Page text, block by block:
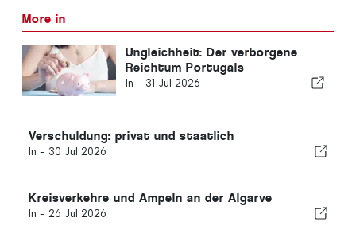
More in
Ungleichheit: Der verborgene
Reichtum Portugals
In - 31 Jul 2026
Verschuldung: privat und staatlich
In - 30 Jul 2026
Kreisverkehre und Ampeln an der Algarve
In - 26 Jul 2026